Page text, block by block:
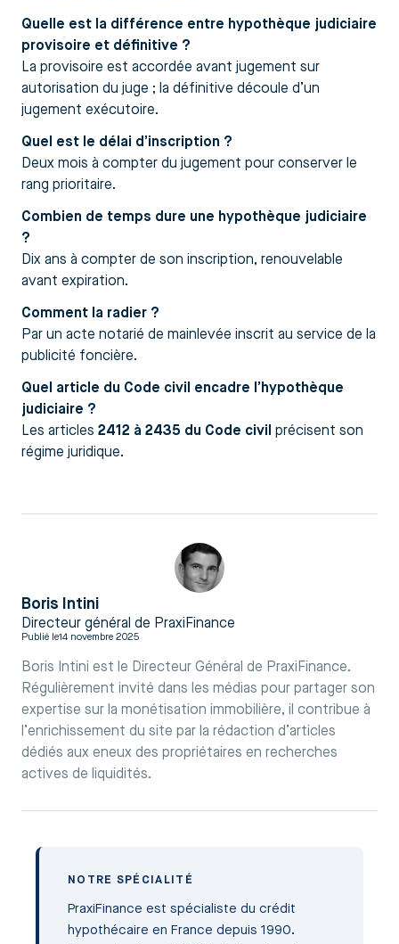
Quelle est la différence entre hypothèque judiciaire
provisoire et définitive ?
La provisoire est accordée avant jugement sur
autorisation du juge ; la définitive découle d’un
jugement exécutoire.
Quel est le délai d’inscription ?
Deux mois à compter du jugement pour conserver le
rang prioritaire.
Combien de temps dure une hypothèque judiciaire
?
Dix ans à compter de son inscription, renouvelable
avant expiration.
Comment la radier ?
Par un acte notarié de mainlevée inscrit au service de la
publicité foncière.
Quel article du Code civil encadre l’hypothèque
judiciaire ?
Les articles 2412 à 2435 du Code civil précisent son
régime juridique.
Boris Intini
Directeur général de PraxiFinance
Publié le14 novembre 2025
Boris Intini est le Directeur Général de PraxiFinance.
Régulièrement invité dans les médias pour partager son
expertise sur la monétisation immobilière, il contribue à
l’enrichissement du site par la rédaction d’articles
dédiés aux eneux des propriétaires en recherches
actives de liquidités.
NOTRE SPÉCIALITÉ
PraxiFinance est spécialiste du crédit
hypothécaire en France depuis 1990.